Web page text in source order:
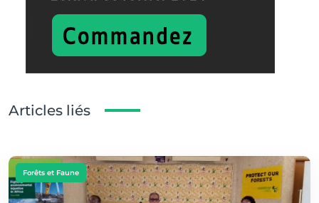
Articles liés
Forêts et Faune